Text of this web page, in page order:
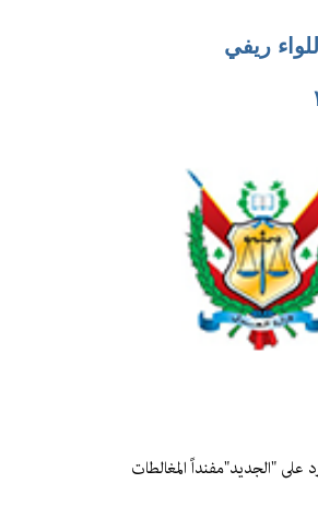
ريفي
على "الجديد"مفنداً المغالطات